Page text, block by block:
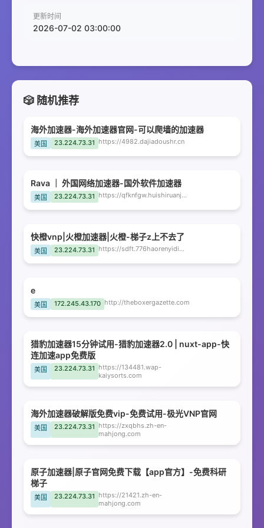
更新时间
2026-07-02 03:00:00
🎲 随机推荐
海外加速器-海外加速器官网-可以爬墙的加速器
美国 23.224.73.31 https://4982.dajiadoushr.cn
Rava ｜ 外国网络加速器-国外软件加速器
美国 23.224.73.31 https://qfknfgw.huishiruanjian.com
快橙vnp|火橙加速器|火橙-梯子z上不去了
美国 23.224.73.31 https://sdft.776haorenyidingsi.cn
e
美国 172.245.43.170 http://theboxergazette.com
猎豹加速器15分钟试用-猎豹加速器2.0 | nuxt-app-快
连加速app免费版
美国 23.224.73.31 https://134481.wap-
kaiysorts.com
海外加速器破解版免费vip-免费试用-极光VNP官网
美国 23.224.73.31 https://zxqbhs.zh-en-
mahjong.com
原子加速器|原子官网免费下载【app官方】-免费科研
梯子
美国 23.224.73.31 https://21421.zh-en-
mahjong.com